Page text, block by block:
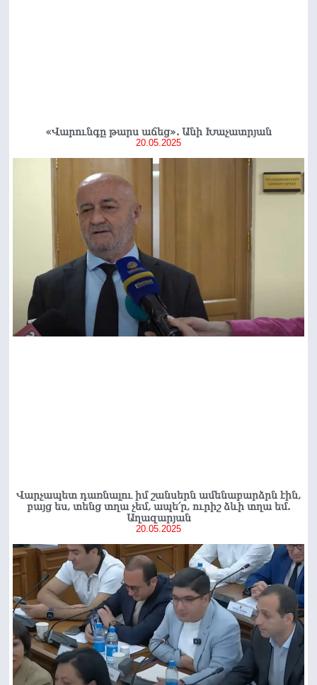
«Վարունգը թարս աճեց». Անի Խաչատրյան
20.05.2025
Վարչապետ դառնալու իմ շանսերն ամենաբարձրն էին,
բայց ես, տենց տղա չեմ, ապե՛ր, ուրիշ ձևի տղա եմ.
Աղազարյան
20.05.2025